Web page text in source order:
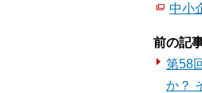
中小
前の記
第58
か？